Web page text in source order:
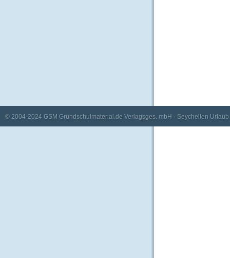
© 2004-2024 GSM Grundschulmaterial.de Verlagsges. mbH · Seychellen Urlaub